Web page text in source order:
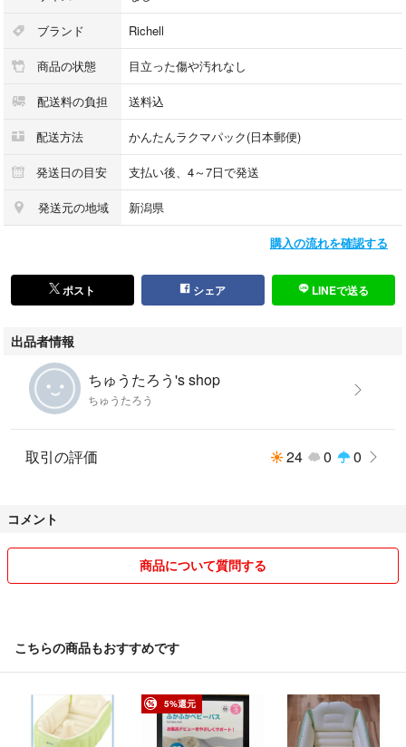
ブランド Richell
商品の状態 目立った傷や汚れなし
配送料の負担 送料込
配送方法 かんたんラクマパック(日本郵便)
発送日の目安 支払い後、4～7日で発送
発送元の地域 新潟県
購入の流れを確認する
ポスト シェア LINEで送る
出品者情報
ちゅうたろう's shop
ちゅうたろう
取引の評価 24 0 0
コメント
商品について質問する
こちらの商品もおすすめです
5%還元